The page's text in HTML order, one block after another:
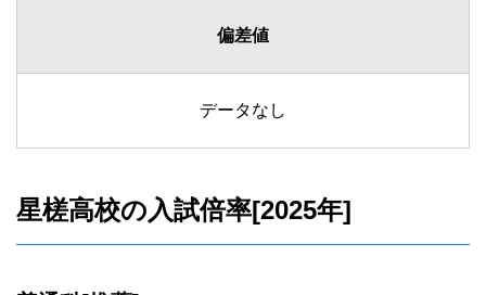
偏差値
データなし
星槎高校の入試倍率[2025年]